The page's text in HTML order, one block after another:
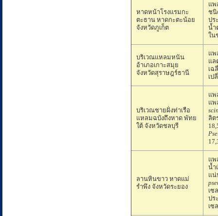
หาดหน้าโรงแรมกะ
ตะธาน หาดกะตะน้อย
จังหวัดภูเก็ต
แพ
ช
ปร
น้ำ
ใน
บริเวณแหลมหนัน
อ้าเภอเกาะสมุย
จังหวัดสุราษฎร์ธานี
แพ
แ
เฉ
เป
บริเวณชายฝั่งท่าเรือ
แหลมฉบังถึงหาด พัทย
ใต้ จังหวัดชลบุรี
แพ
แพ
ลิต
ลานหินขาว หาดแม่
รำพึง จังหวัดระยอง
แพ
น้ำ
แน่
เซ
ปร
เซ